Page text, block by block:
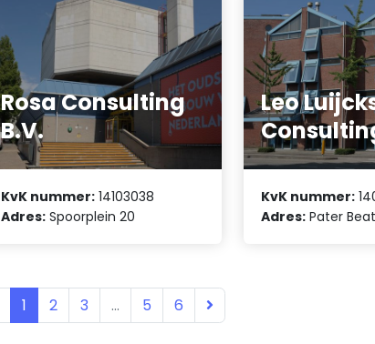
Rosa Consulting
B.V.
KvK nummer: 14103038
Adres: Spoorplein 20
Leo
KvK nummer:
Adres: Pater
1 2 3 ... 5 6